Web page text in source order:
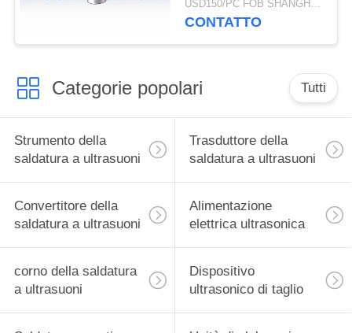
saldatura a ultrasuoni
USD150/PC FOB SHANGHAI MOQ:1pcs
CONTATTO
Categorie popolari Tutti
Strumento della
saldatura a ultrasuoni
Trasduttore della
saldatura a ultrasuoni
Convertitore della
saldatura a ultrasuoni
Alimentazione
elettrica ultrasonica
corno della saldatura
a ultrasuoni
Dispositivo
ultrasonico di taglio